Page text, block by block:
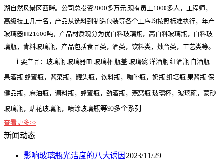
湖自然风景区西畔。公司总投资2000多万元,现有员工1000多人，工程师，
高级技工几十名，产品从选料到制造包装等各个工序均按照标准执行，年产
玻璃器皿21600吨，产品材质现分为优白料玻璃瓶，高白料玻璃瓶，白料玻
璃瓶，青料玻璃瓶，产品包括食品类，酒类，饮料类，烛台类，工艺类等。
主要产品：玻璃瓶 玻璃器皿 玻璃杯 瓶盖 玻璃碗 洋酒瓶 红酒瓶 白酒瓶
果酒瓶 蜂蜜瓶，酱菜瓶，罐头瓶，饮料瓶，咖啡瓶，奶瓶 组培瓶 果酱瓶 保
健品瓶，麻油瓶，调料瓶，蜂蜜瓶，劲酒瓶，燕窝瓶 玻璃杯，玻璃碗，蒙砂
玻璃瓶，贴花玻璃瓶，喷涂玻璃瓶等90多个系列
查看更多>>
新闻动态
影响玻璃瓶光洁度的八大诱因 2023/11/29